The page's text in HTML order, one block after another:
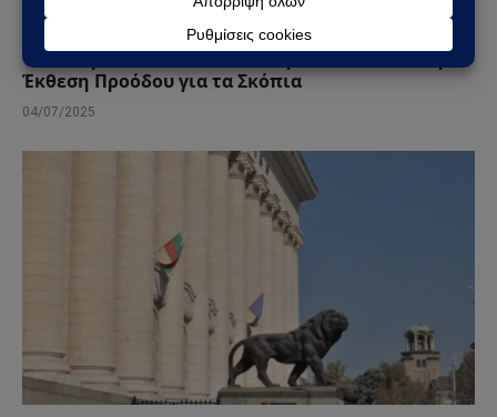
«Βόμβα» στο Ευρωπαϊκό Κοινοβούλιο:
Αφαιρέθηκαν οι Αναφορές σε «Μακεδονική
Ταυτότητα» και «Μακεδονική Γλώσσα» από την
Έκθεση Προόδου για τα Σκόπια
04/07/2025